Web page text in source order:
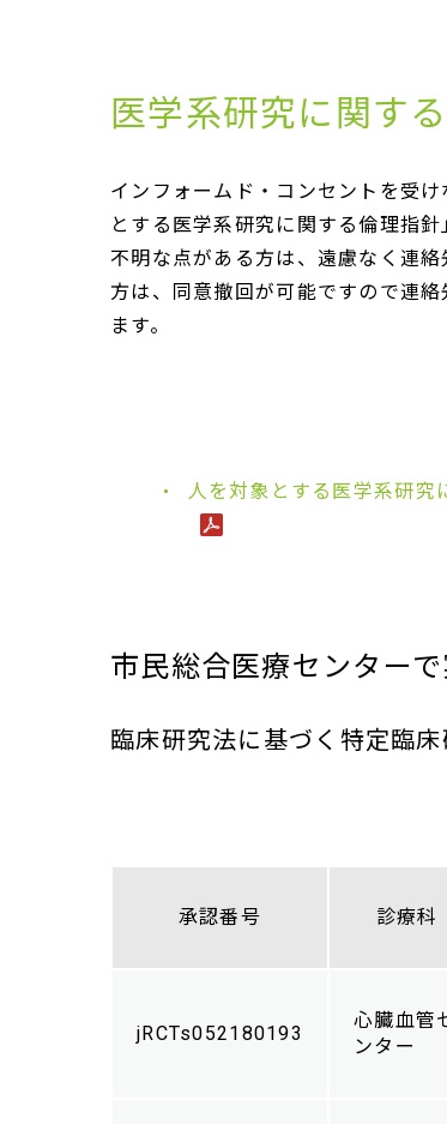
医学系研究に関す
インフォームド・コンセントを受
とする医学系研究に関する倫理指
不明な点がある方は、遠慮なく連
方は、同意撤回が可能ですので連
ます。
人を対象とする医学系研究
市民総合医療センター
臨床研究法に基づく特定臨床
承認番号 診療科
jRCTs052180193
心臓血管
ンター